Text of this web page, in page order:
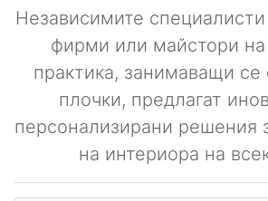
Независимите
фирми или майстори на
практика, занимаващи се
плочки, предлагат
персонализирани решения
на интериора на